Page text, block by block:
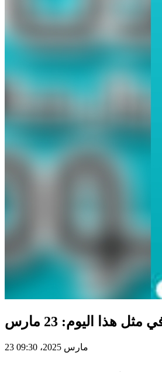
هذا اليوم: 23 مارس
23 مارس 2025، 09:30